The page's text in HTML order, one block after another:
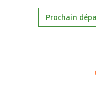
Prochain